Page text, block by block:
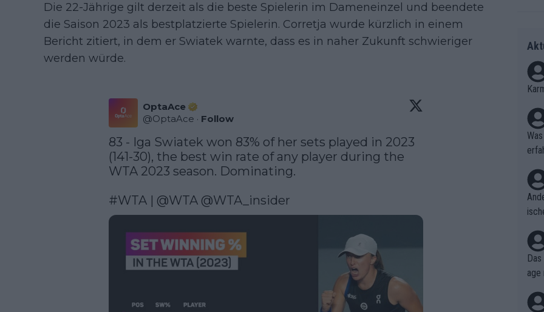
Die 22-Jährige gilt derzeit als die beste Spielerin im Dameneinzel und beendete
die Saison 2023 als bestplatzierte Spielerin. Corretja wurde kürzlich in einem
Bericht zitiert, in dem er Swiatek warnte, dass es in naher Zukunft schwieriger
werden würde.
OptaAce
@OptaAce · Follow
83 - Iga Swiatek won 83% of her sets played in 2023
(141-30), the best win rate of any player during the
WTA 2023 season. Dominating.
#WTA | @WTA @WTA_insider
age
ben.